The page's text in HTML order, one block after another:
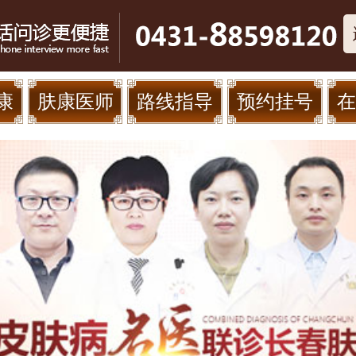
肤康医师 路线指导 预约挂号